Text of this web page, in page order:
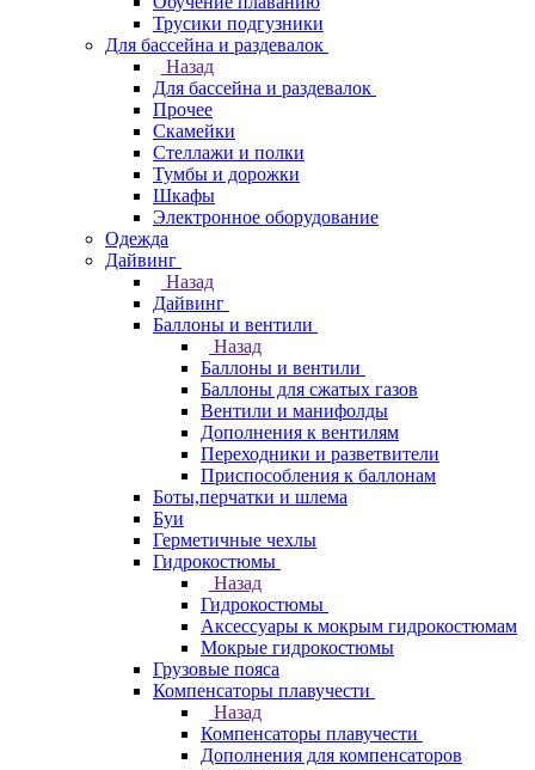
Трусики подгузники
Для бассейна и раздевалок
Назад
Для бассейна и раздевалок
Прочее
Скамейки
Стеллажи и полки
Тумбы и дорожки
Шкафы
Электронное оборудование
Одежда
Дайвинг
Назад
Дайвинг
Баллоны и вентили
Назад
Баллоны и вентили
Баллоны для сжатых газов
Вентили и манифолды
Дополнения к вентилям
Переходники и разветвители
Приспособления к баллонам
Боты,перчатки и шлема
Буи
Герметичные чехлы
Гидрокостюмы
Назад
Гидрокостюмы
Аксессуары к мокрым гидрокостюмам
Мокрые гидрокостюмы
Грузовые пояса
Компенсаторы плавучести
Назад
Компенсаторы плавучести
Дополнения для компенсаторов